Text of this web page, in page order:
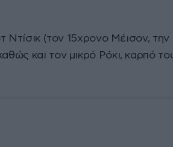
Ντίσικ (τον 15χρονο Μέισον, την
και τον μικρό Ρόκι, καρπό